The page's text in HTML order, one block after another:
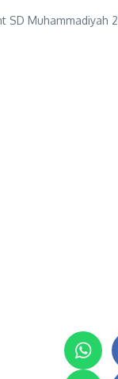
Muhammadiyah